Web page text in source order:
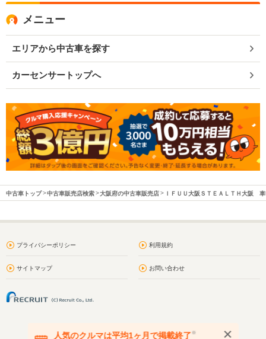
メニュー
エリアから中古車を探す
カーセンサートップへ
中古車トップ 中古車販売店検索 大阪府の中古車販売店 ＩＦＵＵ大阪ＳＴＥＡＬＴＨ大阪
プライバシーポリシー 利用規約
サイトマップ お問い合わせ
人気のクルマは平均1ヶ月で掲載終了※